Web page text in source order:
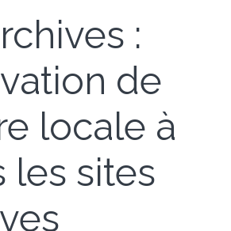
:
de
locale à
les sites